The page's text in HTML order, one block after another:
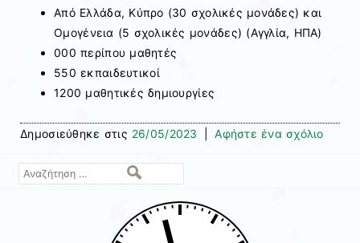
Από Ελλάδα, Κύπρο (30 σχολικές μονάδες) και
Ομογένεια (5 σχολικές μονάδες) (Αγγλία, ΗΠΑ)
000 περίπου μαθητές
550 εκπαιδευτικοί
1200 μαθητικές δημιουργίες
Δημοσιεύθηκε στις 26/05/2023 Αφήστε ένα σχόλιο
Αναζήτηση